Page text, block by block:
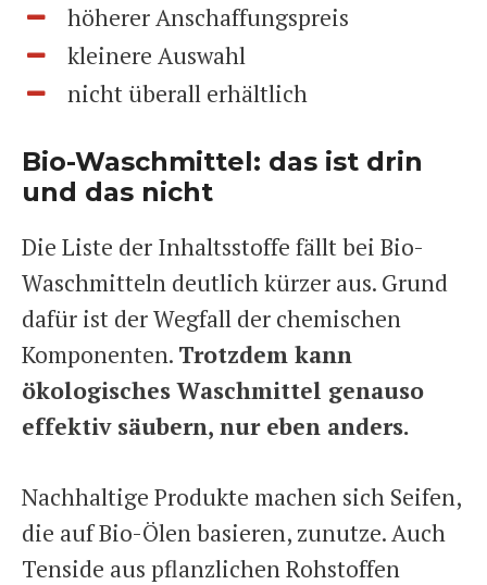
höherer Anschaffungspreis
kleinere Auswahl
nicht überall erhältlich
Bio-Waschmittel: das ist drin
und das nicht
Die Liste der Inhaltsstoffe fällt bei Bio-
Waschmitteln deutlich kürzer aus. Grund
dafür ist der Wegfall der chemischen
Komponenten. Trotzdem kann
ökologisches Waschmittel genauso
effektiv säubern, nur eben anders.
Nachhaltige Produkte machen sich Seifen,
die auf Bio-Ölen basieren, zunutze. Auch
Tenside aus pflanzlichen Rohstoffen